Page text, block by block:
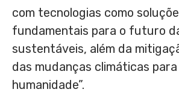
com tecnologias como
fundamentais para o futuro
sustentáveis, além da
das mudanças climáticas para
humanidade”.